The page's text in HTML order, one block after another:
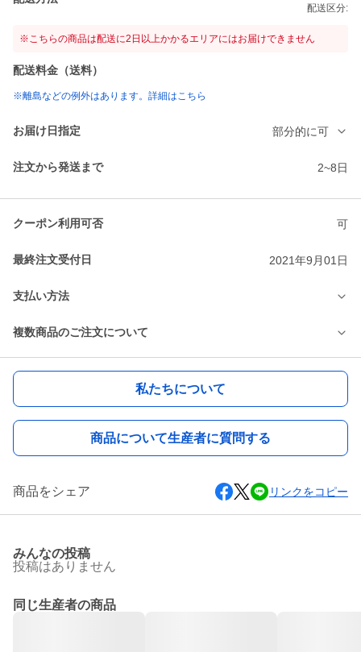
配送区分:
※こちらの商品は配送に2日以上かかるエリアにはお届けできません
配送料金（送料）
※離島などの例外はあります。詳細はこちら
お届け日指定 部分的に可
注文から発送まで 2~8日
クーポン利用可否 可
最終注文受付日 2021年9月01日
支払い方法
複数商品のご注文について
私たちについて
商品について生産者に質問する
商品をシェア リンクをコピー
みんなの投稿
投稿はありません
同じ生産者の商品